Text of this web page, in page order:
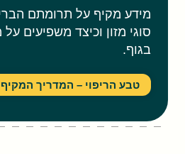
מידע מקיף על תרומתם
סוגי מזון וכיצד משפיעים
בגוף.
טבע הריפוי – המדריך המקיף